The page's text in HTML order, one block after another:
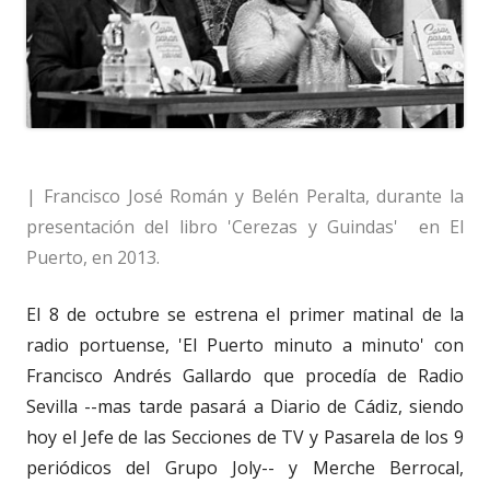
| Francisco José Román y Belén Peralta, durante la
presentación del libro 'Cerezas y Guindas' en El
Puerto, en 2013.
El 8 de octubre se estrena el primer matinal de la
radio portuense, 'El Puerto minuto a minuto' con
Francisco Andrés Gallardo que procedía de Radio
Sevilla --mas tarde pasará a Diario de Cádiz, siendo
hoy el Jefe de las Secciones de TV y Pasarela de los 9
periódicos del Grupo Joly-- y Merche Berrocal,